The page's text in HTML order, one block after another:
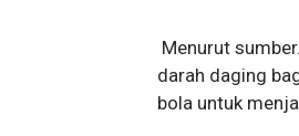
Menurut
darah daging
bola untuk